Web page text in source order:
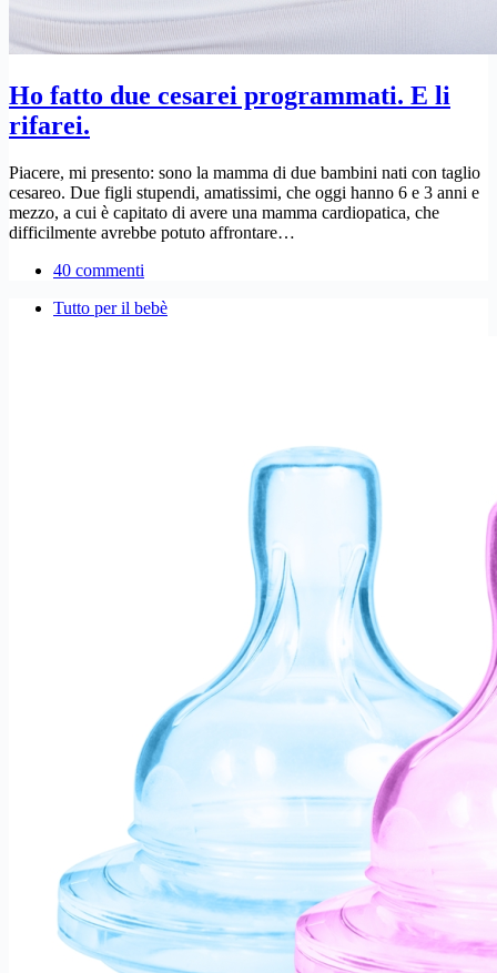
Ho fatto due cesarei programmati. E li
rifarei.
Piacere, mi presento: sono la mamma di due bambini nati con taglio
cesareo. Due figli stupendi, amatissimi, che oggi hanno 6 e 3 anni e
mezzo, a cui è capitato di avere una mamma cardiopatica, che
difficilmente avrebbe potuto affrontare…
40 commenti
Tutto per il bebè